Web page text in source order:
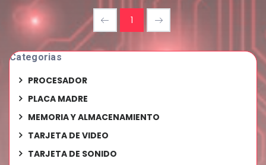
1
Categorias
PROCESADOR
PLACA MADRE
MEMORIA Y ALMACENAMIENTO
TARJETA DE VIDEO
TARJETA DE SONIDO